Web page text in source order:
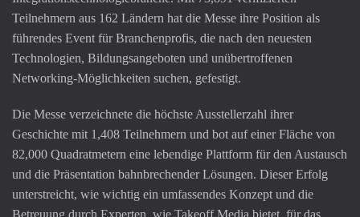
Teilnehmern aus 162 Ländern hat die Messe ihre Position als
führendes Event für Branchenprofis, die nach den neuesten
Technologien, Bildungsangeboten und unübertroffenen
Networking-Möglichkeiten suchen, gefestigt.
Die Messe verzeichnete die höchste Ausstellerzahl ihrer
Geschichte mit 1,408 Teilnehmern und bot auf einer Fläche von
82,000 Quadratmetern eine lebendige Plattform für den Austausch
und die Präsentation bahnbrechender Lösungen. Dieser Erfolg
unterstreicht, wie wichtig ein umfassendes Konzept und die
Betreuung durch Experten, wie Takeoff Media bietet, für das